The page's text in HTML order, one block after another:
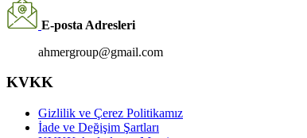
E-posta Adresleri
ahmergroup@gmail.com
KVKK
Gizlilik ve Çerez Politikamız
İade ve Değişim Şartları